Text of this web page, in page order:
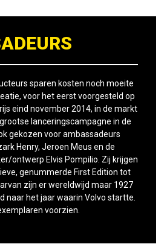
sparen kosten noch moeite
voor het eerst voorgesteld op
eind november 2014, in de markt
lanceringscampagne in de
gekozen voor ambassadeurs
Henry, Jeroen Meus en de
ontwerp Elvis Pompilio. Zij krijgen
genummerde First Edition tot
zijn er wereldwijd maar 1927
naar het jaar waarin Volvo startte.
voorzien.